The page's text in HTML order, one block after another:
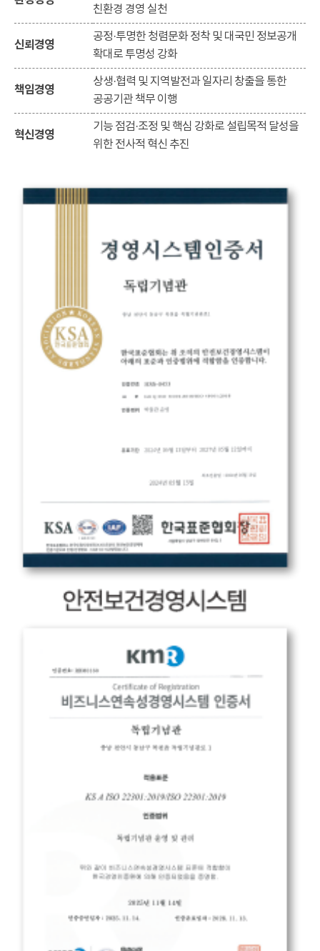
친환경 경영 실천
신뢰경영
공정·투명한 청렴문화 정착 및 대국민 정보공개
확대로 투명성 강화
책임경영
상생·협력 및 지역발전과 일자리 창출을 통한
공공기관 책무 이행
혁신경영
기능 점검·조정 및 핵심 강화로 설립목적 달성을
위한 전사적 혁신 추진